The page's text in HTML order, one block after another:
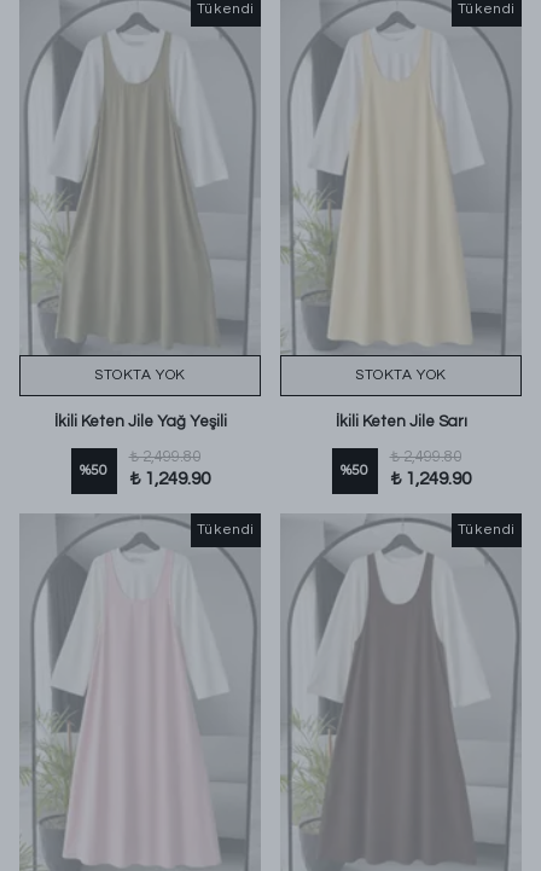
Tükendi
STOKTA YOK
İkili Keten Jile Yağ Yeşili
%50
₺ 2,499.80
₺ 1,249.90
Tükendi
STOKTA YOK
İkili Keten Jile Sarı
%50
₺ 2,499.80
₺ 1,249.90
Tükendi Tükendi